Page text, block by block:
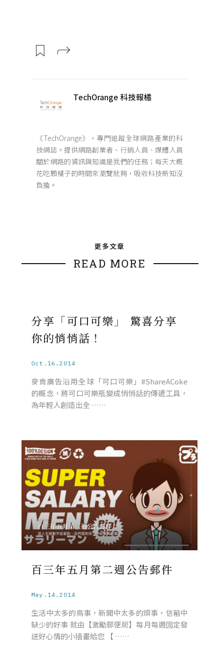
TechOrange 科技報橘
《TechOrange》，專門追蹤全球網路產業的科
技網誌。提供網路創業者、行銷人員、媒體人員
關於網路的資訊與知識是我們的任務；每天大概
花吃顆橘子的時間來瀏覽就夠，吸收科技新知沒
負擔。
更多文章
READ MORE
分享「可口可樂」 驚喜分享
你的悄悄話！
Oct.16.2014
麥肯廣告沿用全球「可口可樂」#ShareACoke
的概念，將可口可樂瓶變成悄悄話的傳遞工具，
為年輕人創造出全 ……
百三年五月第二週公告郵件
May.14.2014
生活中太多的鳥事，新聞中太多的煩事，信箱中
缺少的好事 就由【激勵郵便局】每月每週固定發
送好心情的小插畫給您 【 ……